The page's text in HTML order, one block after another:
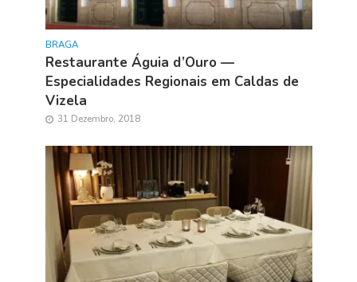
BRAGA
Restaurante Águia d’Ouro —
Especialidades Regionais em Caldas de
Vizela
31 Dezembro, 2018